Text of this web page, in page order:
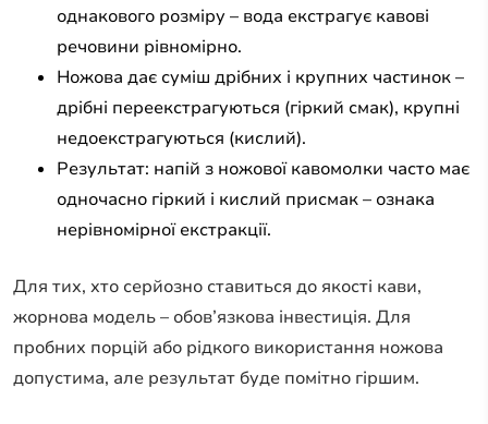
однакового розміру – вода екстрагує кавові
речовини рівномірно.
Ножова дає суміш дрібних і крупних частинок –
дрібні переекстрагуються (гіркий смак), крупні
недоекстрагуються (кислий).
Результат: напій з ножової кавомолки часто має
одночасно гіркий і кислий присмак – ознака
нерівномірної екстракції.
Для тих, хто серйозно ставиться до якості кави,
жорнова модель – обов’язкова інвестиція. Для
пробних порцій або рідкого використання ножова
допустима, але результат буде помітно гіршим.